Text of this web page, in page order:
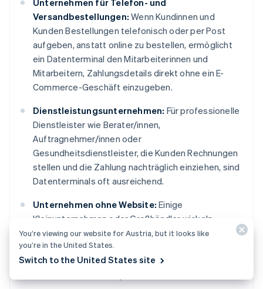
Unternehmen für Telefon- und
Versandbestellungen: Wenn Kundinnen und
Kunden Bestellungen telefonisch oder per Post
aufgeben, anstatt online zu bestellen, ermöglicht
ein Datenterminal den Mitarbeiterinnen und
Mitarbeitern, Zahlungsdetails direkt ohne ein E-
Commerce-Geschäft einzugeben.
Dienstleistungsunternehmen: Für professionelle
Dienstleister wie Berater/innen,
Auftragnehmer/innen oder
Gesundheitsdienstleister, die Kunden Rechnungen
stellen und die Zahlung nachträglich einziehen, sind
Datenterminals oft ausreichend.
Unternehmen ohne Website: Einige
Kleinunternehmen oder Großhändler wickeln
Zahlungen aus der Ferne ab, haben aber keinen
Online-Vertriebskanal (oder benötigen keinen). Ein
Datenterminal bietet eine Möglichkeit, Karten ohne
You’re viewing our website for Austria, but it looks like
you’re in the United States.
Switch to the United States site